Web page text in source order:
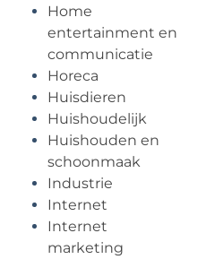
Home
entertainment en
communicatie
Horeca
Huisdieren
Huishoudelijk
Huishouden en
schoonmaak
Industrie
Internet
Internet
marketing